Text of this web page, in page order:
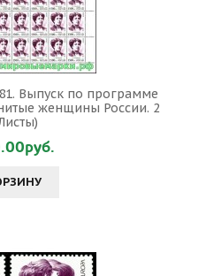
Выпуск по программе
женщины России. 2